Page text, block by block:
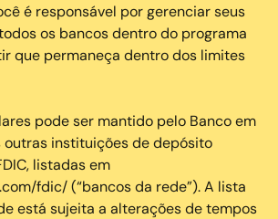
é responsável por gerenciar seus
os bancos dentro do programa
que permaneça dentro dos limites
pode ser mantido pelo Banco em
outras instituições de depósito
listadas em
fdic/ (“bancos da rede”). A lista
está sujeita a alterações de tempos